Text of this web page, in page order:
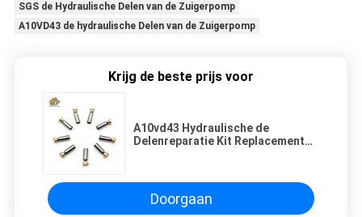
SGS de Hydraulische Delen van de Zuigerpomp
A10VD43 de hydraulische Delen van de Zuigerpomp
Krijg de beste prijs voor
A10vd43 Hydraulische de
Delenreparatie Kit Replacement
Doorgaan